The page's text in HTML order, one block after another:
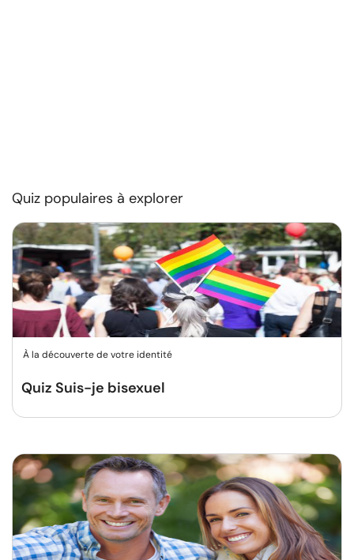
Quiz populaires à explorer
À la découverte de votre identité
Quiz Suis-je bisexuel